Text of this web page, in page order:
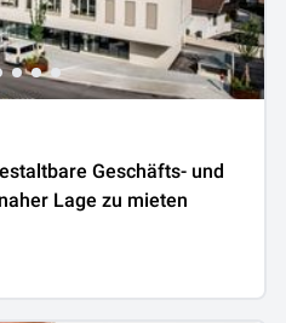
Geschäfts- und
Lage zu mieten